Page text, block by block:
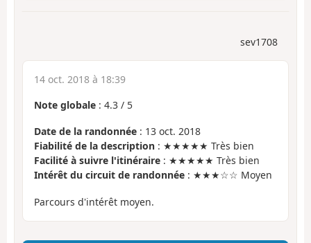
sev1708
14 oct. 2018 à 18:39
Note globale : 4.3 / 5
Date de la randonnée : 13 oct. 2018
Fiabilité de la description : ★★★★★ Très bien
Facilité à suivre l'itinéraire : ★★★★★ Très bien
Intérêt du circuit de randonnée : ★★★☆☆ Moyen
Parcours d'intérêt moyen.